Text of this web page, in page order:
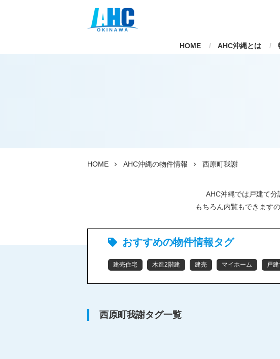
HOME AHC沖縄とは
HOME AHC沖縄の物件情報 西原町我謝
AHC沖縄では戸建て分
もちろん内覧もできます
おすすめの物件情報タグ
建売住宅 木造2階建 建売 マイホーム 戸
西原町我謝タグ一覧